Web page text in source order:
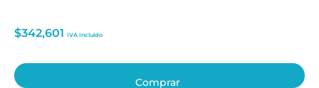
$342,601 IVA Incluido
Comprar